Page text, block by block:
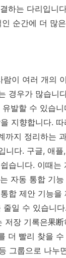
하는 다리입니
순간에 더 많
이 여러 개의
경우가 많습니
발할 수 있습
지향합니다.
지 정리하는
다. 구글, 애
습니다. 이때는
자동 통합 기
합 제안 기능을
일 수 있습니
장 기록은果
더 빨리 찾을
그룹으로 나누